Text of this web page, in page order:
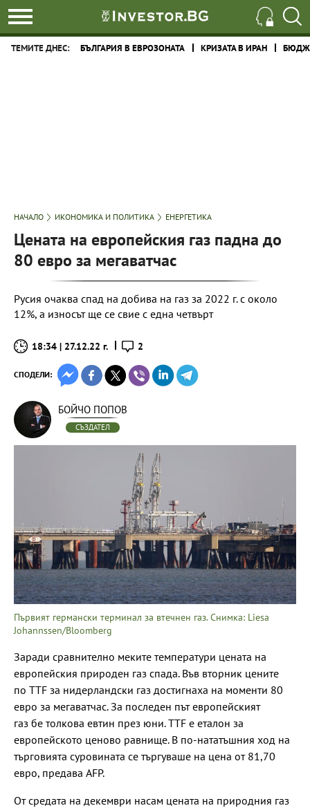
ТЕМИТЕ ДНЕС: БЪЛГАРИЯ В ЕВРОЗОНАТА КРИЗАТА В ИРАН
НАЧАЛО ИКОНОМИКА И ПОЛИТИКА ЕНЕРГЕТИКА
Цената на европейския газ падна до
80 евро за мегаватчас
Русия очаква спад на добива на газ за 2022 г. с около
12%, а износът ще се свие с една четвърт
18:34 | 27.12.22 г. 2
СПОДЕЛИ:
БОЙЧО ПОПОВ
СЪЗДАТЕЛ
Първият германски терминал за втечнен газ. Снимка: Liesa
Johannssen/Bloomberg
Заради сравнително меките температури цената на
европейския природен газ спада. Във вторник цените
по TTF за нидерландски газ достигнаха на моменти 80
евро за мегаватчас. За последен път европейският
газ бе толкова евтин през юни. TTF е еталон за
европейското ценово равнище. В по-нататъшния ход на
търговията суровината се търгуваше на цена от 81,70
евро, предава AFP.
От средата на декември насам цената на природния газ